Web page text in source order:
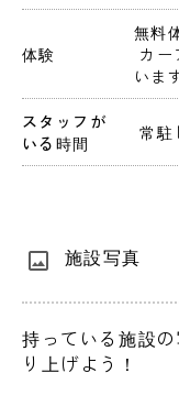
体験
無料
いま
スタッフが
いる時間
常駐
施設写真
持っている施設
り上げよう！